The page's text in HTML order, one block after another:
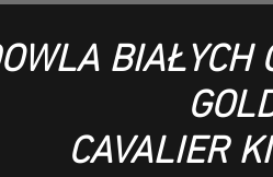
BIAŁYCH
CAVALIER